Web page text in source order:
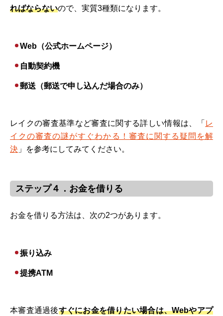
ればならないので、実質3種類になります。
Web（公式ホームページ）
自動契約機
郵送（郵送で申し込んだ場合のみ）
レイクの審査基準など審査に関する詳しい情報は、「 レ
イクの審査の謎がすぐわかる！審査に関する疑問を解
決 」を参考にしてみてください。
ステップ４．お金を借りる
お金を借りる方法は、次の2つがあります。
振り込み
提携ATM
本審査通過後すぐにお金を借りたい場合は、Webやアプ